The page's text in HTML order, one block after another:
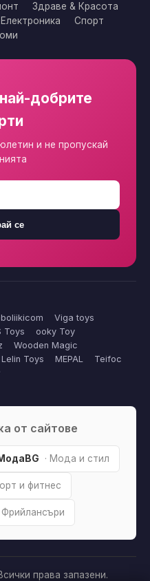
Здраве & Красота
Електроника
Спорт
добрите
и не пропускай
се
Viga toys
Toys
ooky Toy
Wooden Magic
Lelin Toys MEPAL
Teifoc
от сайтове
· Мода и стил
и фитнес
Фрийлансъри
права запазени.